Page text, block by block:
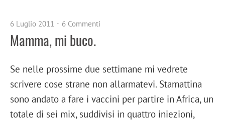
6 Luglio 2011 6 Commenti
Mamma, mi buco.
Se nelle prossime due settimane mi vedrete
scrivere cose strane non allarmatevi. Stamattina
sono andato a fare i vaccini per partire in Africa, un
totale di sei mix, suddivisi in quattro iniezioni,